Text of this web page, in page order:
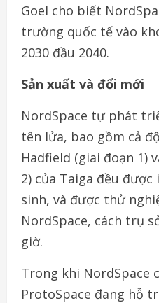
Goel cho biết
trường quốc tế vào
2030 đầu 2040.
Sản xuất và đổi mới
NordSpace tự phát
tên lửa, bao gồm cả
Hadfield (giai đoạn 1)
2) của Taiga đều
sinh, và được thử
NordSpace, cách trụ
giờ.
Trong khi NordSpace
ProtoSpace đang hỗ